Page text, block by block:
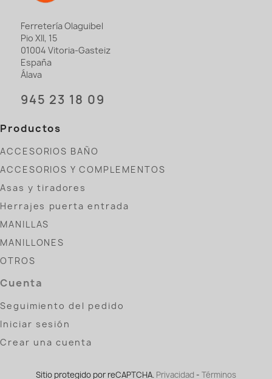
Ferretería Olaguibel
Pio XII, 15
01004 Vitoria-Gasteiz
España
Álava
945 23 18 09
Productos
ACCESORIOS BAÑO
ACCESORIOS Y COMPLEMENTOS
Asas y tiradores
Herrajes puerta entrada
MANILLAS
MANILLONES
OTROS
Cuenta
Seguimiento del pedido
Iniciar sesión
Crear una cuenta
Sitio protegido por reCAPTCHA. Privacidad - Términos